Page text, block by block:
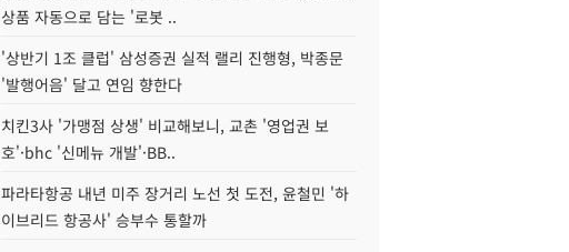
상품 자동으로 담는 '로봇 ..
'상반기 1조 클럽' 삼성증권 실적 랠리 진행형, 박종문
'발행어음' 달고 연임 향한다
치킨3사 '가맹점 상생' 비교해보니, 교촌 '영업권 보
호'·bhc '신메뉴 개발'·BB..
파라타항공 내년 미주 장거리 노선 첫 도전, 윤철민 '하
이브리드 항공사' 승부수 통할까